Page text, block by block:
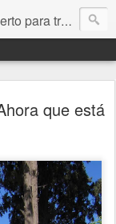
de vida. Estamos gobernados, pero queremos una calidad mayor en la política.
que está